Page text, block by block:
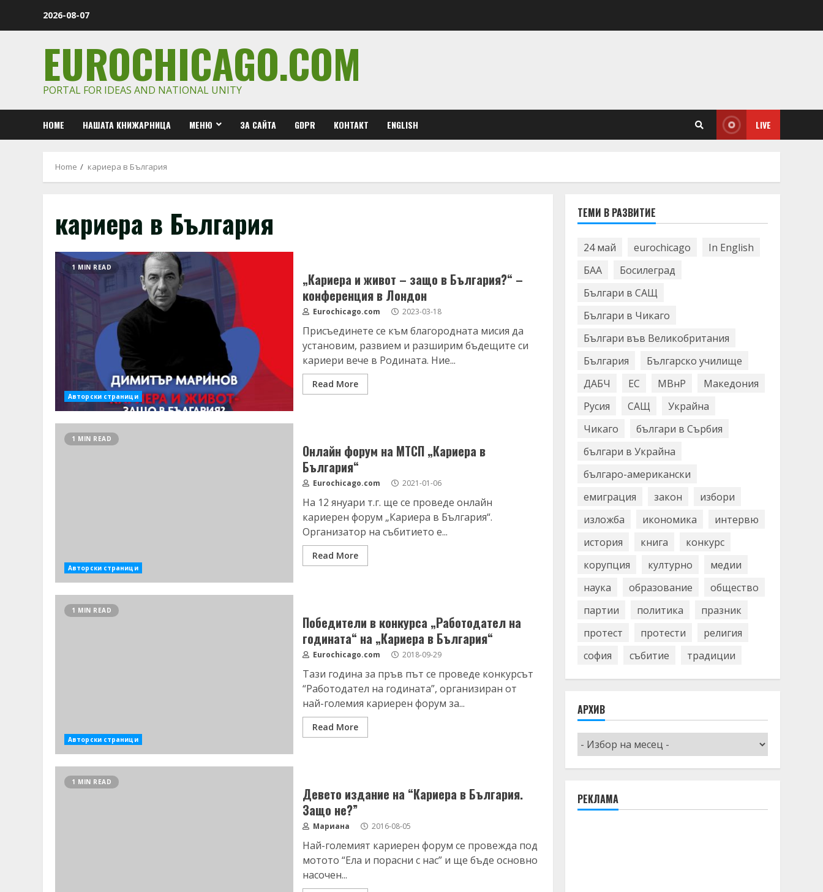
2026-08-07
EUROCHICAGO.COM
PORTAL FOR IDEAS AND NATIONAL UNITY
HOME НАШАТА КНИЖАРНИЦА МЕНЮ ЗА САЙТА GDPR КОНТАКТ ENGLISH LIVE
Home кариера в България
кариера в България
1 MIN READ
Авторски страници
„Кариера и живот – защо в България?“ –
конференция в Лондон
Eurochicago.com 2023-03-18
Присъединете се към благородната мисия да
установим, развием и разширим бъдещите си
кариери вече в Родината. Ние...
Read More
1 MIN READ
Авторски страници
Онлайн форум на МТСП „Кариера в
България“
Eurochicago.com 2021-01-06
На 12 януари т.г. ще се проведе онлайн
кариерен форум „Кариера в България“.
Организатор на събитието е...
Read More
1 MIN READ
Авторски страници
Победители в конкурса „Работодател на
годината“ на „Кариера в България“
Eurochicago.com 2018-09-29
Тази година за пръв път се проведе конкурсът
“Работодател на годината”, организиран от
най-големия кариерен форум за...
Read More
1 MIN READ
Девето издание на “Кариера в България.
Защо не?”
Мариана 2016-08-05
Най-големият кариерен форум се провежда под
мотото “Ела и порасни с нас” и ще бъде основно
насочен...
ТЕМИ В РАЗВИТИЕ
24 май eurochicago
In English
БАА
Босилеград
Българи в САЩ
Българи в Чикаго
Българи във Великобритания
България
Българско училище
ДАБЧ
ЕС МВнР
Македония
Русия
САЩ
Украйна
Чикаго
българи в Сърбия
българи в Украйна
българо-американски
емиграция
закон
избори
изложба
икономика
интервю
история
книга
конкурс
корупция
културно
медии
наука
образование
общество
партии
политика
празник
протест
протести
религия
софия
събитие традиции
АРХИВ
Архив
РЕКЛАМА